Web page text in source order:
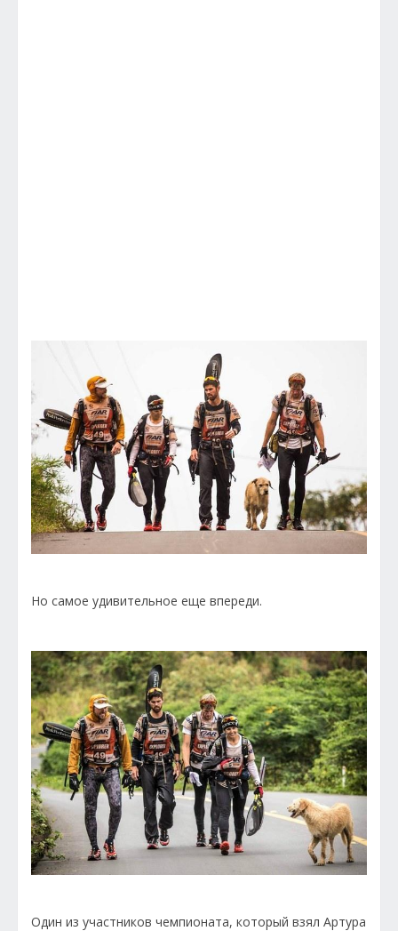
Но самое удивительное еще впереди.
Один из участников чемпионата, который взял Артура